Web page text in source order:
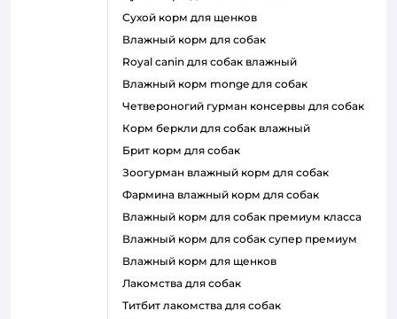
сухой корм для щенков
влажный корм для собак
royal canin для собак влажный
влажный корм monge для собак
четвероногий гурман консервы для собак
корм беркли для собак влажный
брит корм для собак
зоогурман влажный корм для собак
фармина влажный корм для собак
влажный корм для собак премиум класса
влажный корм для собак супер премиум
влажный корм для щенков
лакомства для собак
титбит лакомства для собак